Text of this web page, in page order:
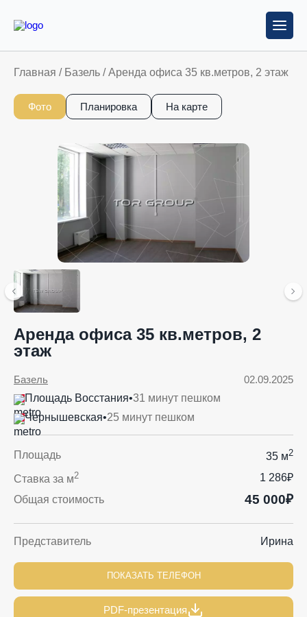
Главная / Базель /Аренда офиса 35 кв.метров, 2 этаж
Фото Планировка На карте
Аренда офиса 35 кв.метров, 2
этаж
02.09.2025
Базель
Площадь Восстания•31 минут пешком
Чернышевская•25 минут пешком
Площадь 35 м2
Ставка за м2
1 286₽
Общая стоимость
45 000₽
Представитель Ирина
ПОКАЗАТЬ ТЕЛЕФОН
PDF-презентация